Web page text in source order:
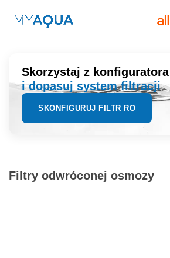
Skorzystaj z konfiguratora
i dopasuj system filtracji
SKONFIGURUJ FILTR RO
Filtry odwróconej osmozy